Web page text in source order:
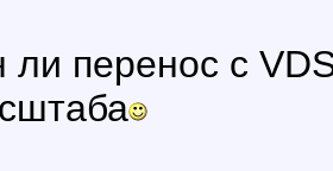
перенос с